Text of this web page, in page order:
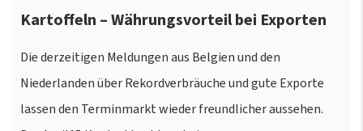
Kartoffeln – Währungsvorteil bei Exporten
Die derzeitigen Meldungen aus Belgien und den
Niederlanden über Rekordverbräuche und gute Exporte
lassen den Terminmarkt wieder freundlicher aussehen.